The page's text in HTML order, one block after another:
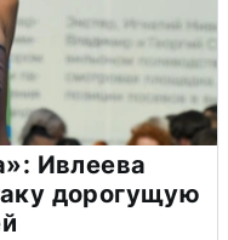
Ивлеева
дорогущую